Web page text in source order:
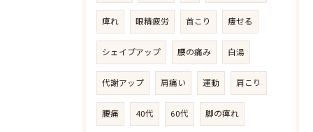
痺れ 眼精疲労 首こり 痩せる
シェイプアップ 腰の痛み 白湯
代謝アップ 肩痛い 運動 肩こり
腰痛 40代 60代 脚の痺れ